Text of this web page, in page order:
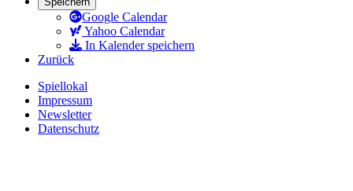
Google Calendar
Yahoo Calendar
In Kalender speichern
Zurück
Spiellokal
Impressum
Newsletter
Datenschutz